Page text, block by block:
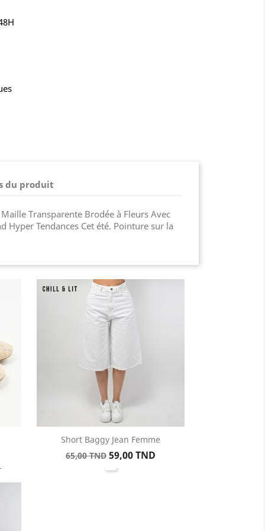
du produit
Transparente Brodée à Fleurs Avec
Hyper Tendances Cet été. Pointure sur la
Short Baggy Jean Femme
Prix
65,00 TND Prix
59,00 TND
 Aperçu rapide